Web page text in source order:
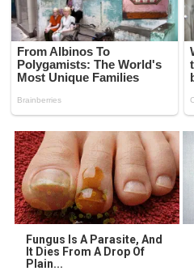
Fungus Is A Parasite, And
It Dies From A Drop Of
Plain...